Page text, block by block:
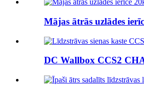
Mājas ātrās uzlādes
DC Wallbox CCS2